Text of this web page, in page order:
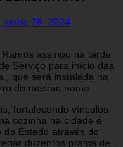
junho 28, 2024
assinou na tarde
Serviço para início das
, que será instalada na
do mesmo nome.
fortalecendo vínculos
cozinha na cidade é
Estado através do
duzentos pratos de